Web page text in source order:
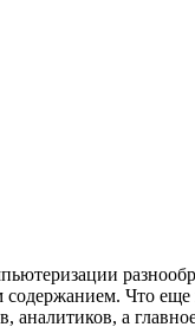
Что еще
аналитиков, а